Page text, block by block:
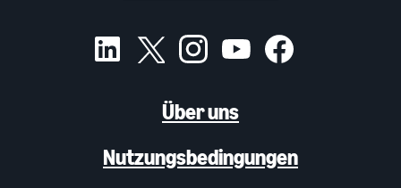
Über uns
Nutzungsbedingungen